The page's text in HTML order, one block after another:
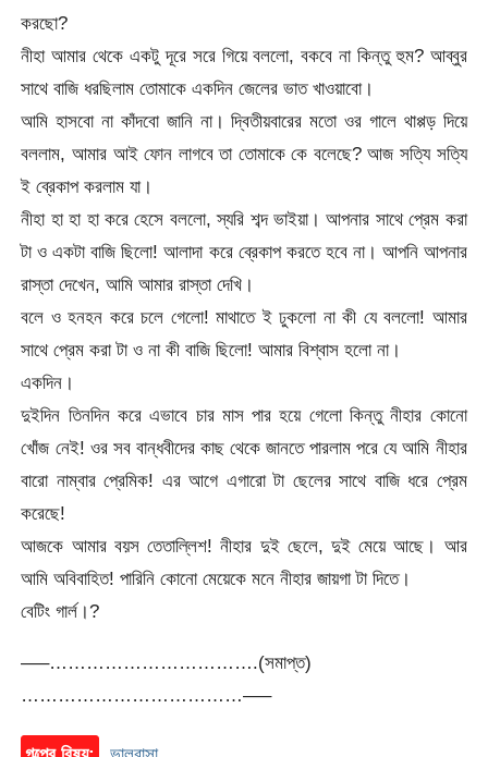
করছো?
নীহা আমার থেকে একটু দূরে সরে গিয়ে বললো, বকবে না কিন্তু হুম? আব্বুর
সাথে বাজি ধরছিলাম তোমাকে একদিন জেলের ভাত খাওয়াবো।
আমি হাসবো না কাঁদবো জানি না। দ্বিতীয়বারের মতো ওর গালে থাপ্পড় দিয়ে
বললাম, আমার আই ফোন লাগবে তা তোমাকে কে বলেছে? আজ সত্যি সত্যি
ই ব্রেকাপ করলাম যা।
নীহা হা হা হা করে হেসে বললো, স্যরি শব্দ ভাইয়া। আপনার সাথে প্রেম করা
টা ও একটা বাজি ছিলো! আলাদা করে ব্রেকাপ করতে হবে না। আপনি আপনার
রাস্তা দেখেন, আমি আমার রাস্তা দেখি।
বলে ও হনহন করে চলে গেলো! মাথাতে ই ঢুকলো না কী যে বললো! আমার
সাথে প্রেম করা টা ও না কী বাজি ছিলো! আমার বিশ্বাস হলো না।
একদিন।
দুইদিন তিনদিন করে এভাবে চার মাস পার হয়ে গেলো কিন্তু নীহার কোনো
খোঁজ নেই! ওর সব বান্ধবীদের কাছ থেকে জানতে পারলাম পরে যে আমি নীহার
বারো নাম্বার প্রেমিক! এর আগে এগারো টা ছেলের সাথে বাজি ধরে প্রেম
করেছে!
আজকে আমার বয়স তেতাল্লিশ! নীহার দুই ছেলে, দুই মেয়ে আছে। আর
আমি অবিবাহিত! পারিনি কোনো মেয়েকে মনে নীহার জায়গা টা দিতে।
বেটিং গার্ল।?
—–…………………………….(সমাপ্ত)
………………………………—–